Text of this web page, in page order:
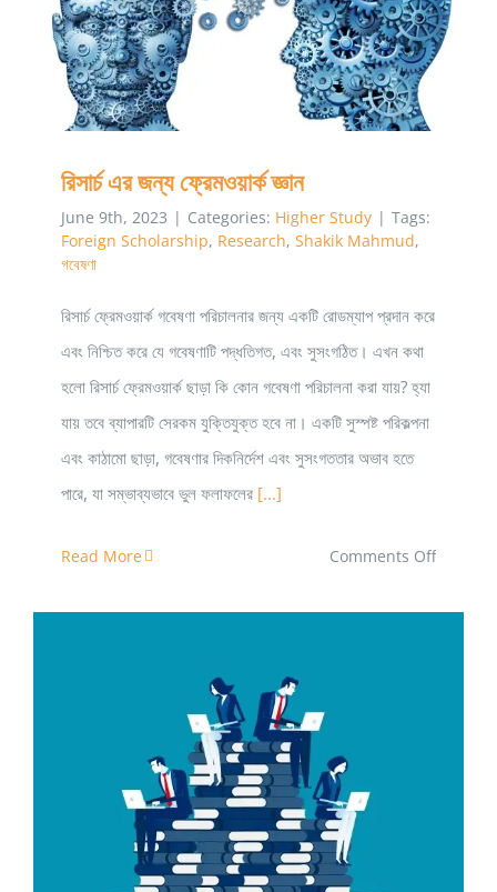
পিএইচডি
সুপারভাইজর
রিসার্চ এর জন্য ফ্রেমওয়ার্ক জ্ঞান
রিসার্চ এর জন্য ফ্রেমওয়ার্ক জ্ঞান
June 9th, 2023 | Categories: Higher Study | Tags:
Foreign Scholarship, Research, Shakik Mahmud,
গবেষণা
রিসার্চ ফ্রেমওয়ার্ক গবেষণা পরিচালনার জন্য একটি রোডম্যাপ প্রদান করে
এবং নিশ্চিত করে যে গবেষণাটি পদ্ধতিগত, এবং সুসংগঠিত। এখন কথা
হলো রিসার্চ ফ্রেমওয়ার্ক ছাড়া কি কোন গবেষণা পরিচালনা করা যায়? হ্যা
যায় তবে ব্যাপারটি সেরকম যুক্তিযুক্ত হবে না। একটি সুস্পষ্ট পরিকল্পনা
এবং কাঠামো ছাড়া, গবেষণার দিকনির্দেশ এবং সুসংগততার অভাব হতে
পারে, যা সম্ভাব্যভাবে ভুল ফলাফলের [...]
Read More Comments Offon
গবেষণার বিষয় নির্বাচন করবেন কীভাবে?